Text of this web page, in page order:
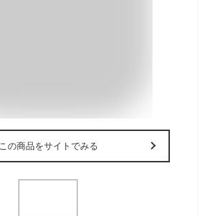
この商品をサイトでみる